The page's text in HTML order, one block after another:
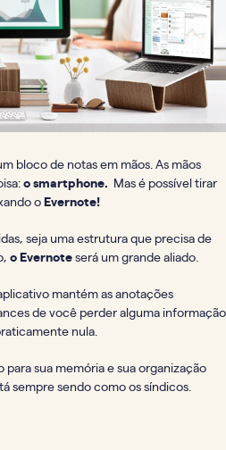
bloco de notas em mãos. As mãos
o smartphone. Masé possível tirar
oEvernote!
seja uma estrutura que precisa de
o Evernoteserá um grande aliado.
mantém as anotações
de você perder alguma informação
nula.
sua memória e sua organização
sempre sendo como os síndicos.